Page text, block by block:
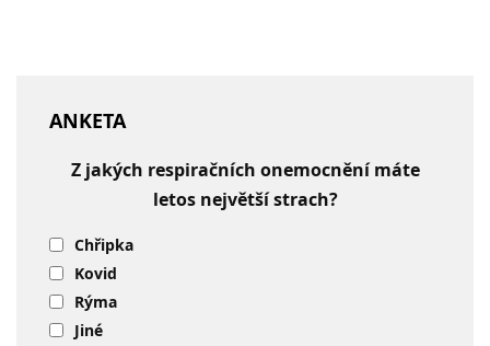
ANKETA
Z jakých respiračních onemocnění máte
letos největší strach?
Chřipka
Kovid
Rýma
Jiné